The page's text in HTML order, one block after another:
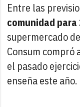
Entre las
comunidad para
supermercado de
Consum compró
el pasado
enseña este año.